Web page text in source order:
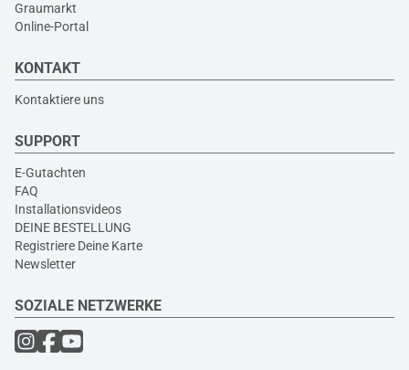
Graumarkt
Online-Portal
KONTAKT
Kontaktiere uns
SUPPORT
E-Gutachten
FAQ
Installationsvideos
DEINE BESTELLUNG
Registriere Deine Karte
Newsletter
SOZIALE NETZWERKE